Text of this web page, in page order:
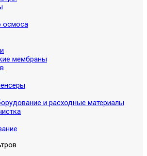
осмоса
мембраны
и расходные материалы